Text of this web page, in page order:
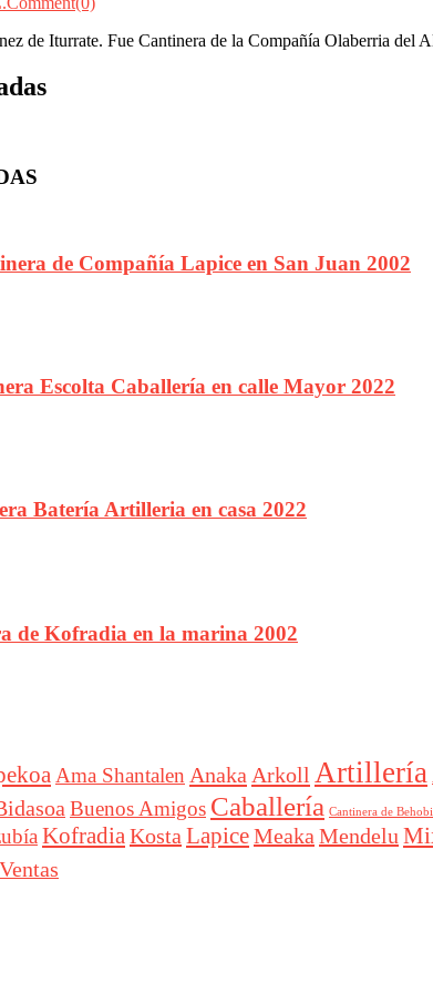
de Iturrate. Fue Cantinera de la Compañía Olaberria del
de Compañía Lapice en San Juan 2002
Escolta Caballería en calle Mayor 2022
Batería Artilleria en casa 2022
de Kofradia en la marina 2002
Ama Shantalen Anaka Arkoll Artillería
Buenos Amigos Caballería Cantinera de
Kofradia Kosta LapiceMeaka Mendelu
Ventas